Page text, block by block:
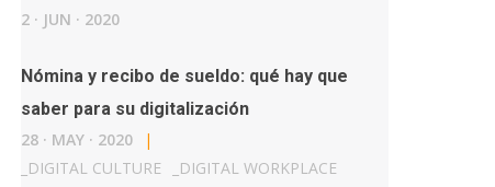
2 · JUN · 2020
Nómina y recibo de sueldo: qué hay que
saber para su digitalización
28 · MAY · 2020
|
DIGITAL CULTURE DIGITAL WORKPLACE